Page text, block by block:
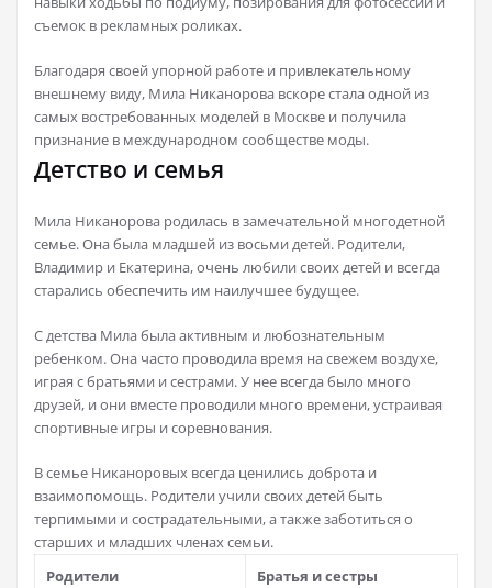
съемок в рекламных роликах.
Благодаря своей упорной работе и привлекательному
внешнему виду, Мила Никанорова вскоре стала одной из
самых востребованных моделей в Москве и получила
признание в международном сообществе моды.
Детство и семья
Мила Никанорова родилась в замечательной многодетной
семье. Она была младшей из восьми детей. Родители,
Владимир и Екатерина, очень любили своих детей и всегда
старались обеспечить им наилучшее будущее.
С детства Мила была активным и любознательным
ребенком. Она часто проводила время на свежем воздухе,
играя с братьями и сестрами. У нее всегда было много
друзей, и они вместе проводили много времени, устраивая
спортивные игры и соревнования.
В семье Никаноровых всегда ценились доброта и
взаимопомощь. Родители учили своих детей быть
терпимыми и сострадательными, а также заботиться о
старших и младших членах семьи.
Родители
Братья и сестры